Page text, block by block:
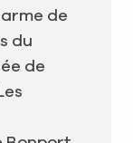
de
du
de